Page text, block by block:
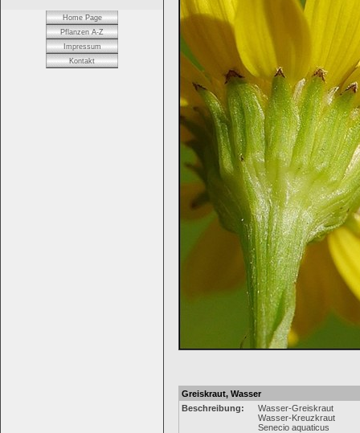
Home Page
Pflanzen A-Z
Impressum
Kontakt
Greiskraut, Wasser
Beschreibung:
Wasser-Greiskraut
Wasser-Kreuzkraut
Senecio aquaticus